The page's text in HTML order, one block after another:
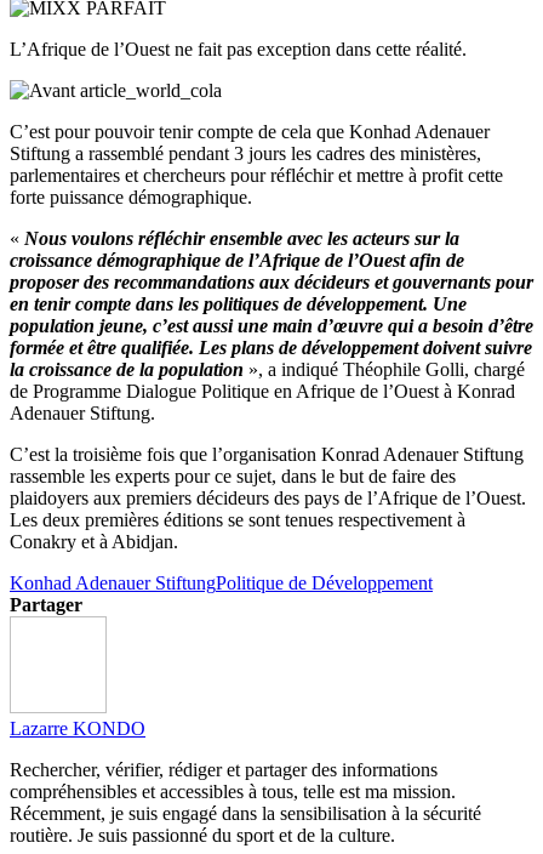
L’Afrique de l’Ouest ne fait pas exception dans cette réalité.
C’est pour pouvoir tenir compte de cela que Konhad Adenauer
Stiftung a rassemblé pendant 3 jours les cadres des ministères,
parlementaires et chercheurs pour réfléchir et mettre à profit cette
forte puissance démographique.
« Nous voulons réfléchir ensemble avec les acteurs sur la
croissance démographique de l’Afrique de l’Ouest afin de
proposer des recommandations aux décideurs et gouvernants pour
en tenir compte dans les politiques de développement. Une
population jeune, c’est aussi une main d’œuvre qui a besoin d’être
formée et être qualifiée. Les plans de développement doivent suivre
la croissance de la population », a indiqué Théophile Golli, chargé
de Programme Dialogue Politique en Afrique de l’Ouest à Konrad
Adenauer Stiftung.
C’est la troisième fois que l’organisation Konrad Adenauer Stiftung
rassemble les experts pour ce sujet, dans le but de faire des
plaidoyers aux premiers décideurs des pays de l’Afrique de l’Ouest.
Les deux premières éditions se sont tenues respectivement à
Conakry et à Abidjan.
Konhad Adenauer StiftungPolitique de Développement
Partager
Lazarre KONDO
Rechercher, vérifier, rédiger et partager des informations
compréhensibles et accessibles à tous, telle est ma mission.
Récemment, je suis engagé dans la sensibilisation à la sécurité
routière. Je suis passionné du sport et de la culture.